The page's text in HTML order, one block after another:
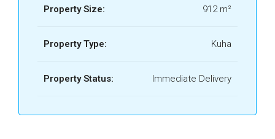
Property Size: 912 m²
Property Type: Kuha
Property Status: Immediate Delivery